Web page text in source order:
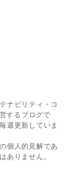
ナビリティ・コ
するブログで
週更新していま
個人的見解であ
ありません。